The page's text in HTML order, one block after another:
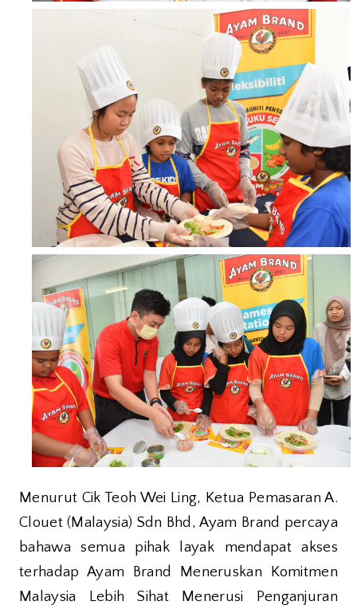
Menurut Cik Teoh Wei Ling, Ketua Pemasaran A.
Clouet (Malaysia) Sdn Bhd, Ayam Brand percaya
bahawa semua pihak layak mendapat akses
terhadap Ayam Brand Meneruskan Komitmen
Malaysia Lebih Sihat Menerusi Penganjuran